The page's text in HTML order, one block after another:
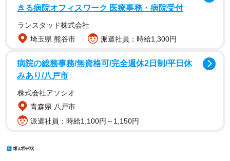
きる病院オフィスワーク 医療事務・病院受付
ランスタッド株式会社
埼玉県 熊谷市
派遣社員：時給1,300円
病院の総務事務/無資格可/完全週休2日制/平日休
みあり/八戸市
株式会社アソシオ
青森県 八戸市
派遣社員：時給1,100円～1,150円